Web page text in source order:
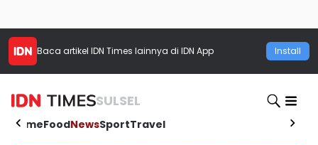
Baca artikel IDN Times lainnya di IDN App Install
SULSEL
HomeFoodNewsSportTravel